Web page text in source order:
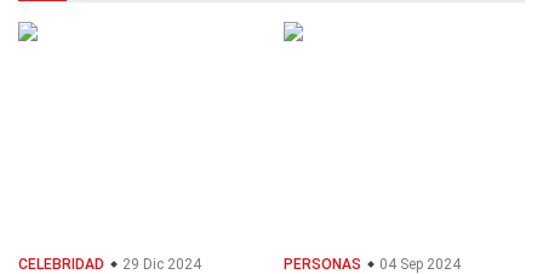
CELEBRIDAD 29 Dic 2024 PERSONAS 04 Sep 2024